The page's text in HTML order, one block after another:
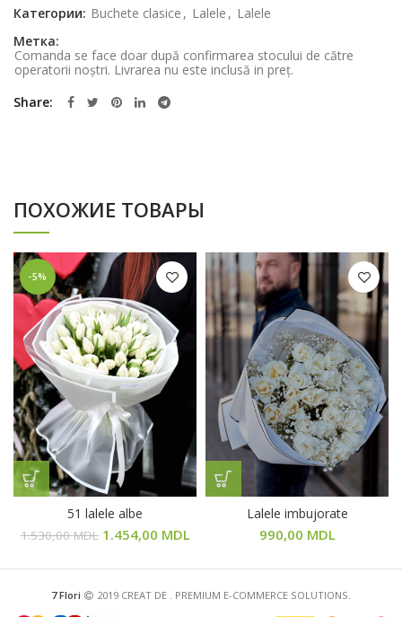
Категории: Buchete clasice , Lalele , Lalele
Метка:
Comanda se face doar după confirmarea stocului de către
operatorii noștri. Livrarea nu este inclusă in preț.
Share
ПОХОЖИЕ ТОВАРЫ
-5%
51 lalele albe
1.530,00MDL 1.454,00 MDL
Lalele imbujorate
990,00 MDL
7 Flori 2019 CREAT DE . PREMIUM E-COMMERCE SOLUTIONS.